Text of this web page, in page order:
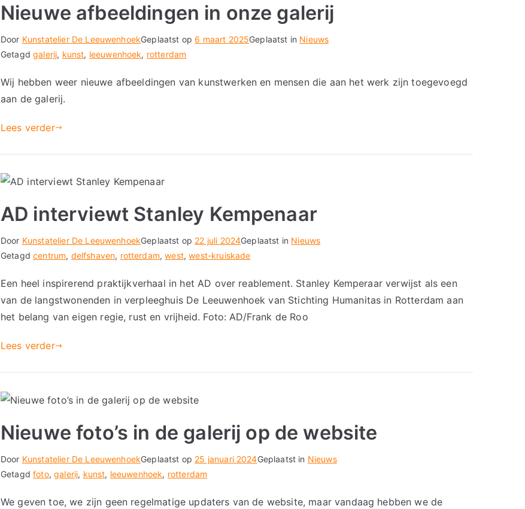
Nieuwe afbeeldingen in onze galerij
Door Kunstatelier De LeeuwenhoekGeplaatst op 6 maart 2025Geplaatst in Nieuws
Getagdgalerij, kunst, leeuwenhoek, rotterdam
Wij hebben weer nieuwe afbeeldingen van kunstwerken en mensen die aan het werk zijn toegevoegd
aan de galerij.
Lees verder
AD interviewt Stanley Kempenaar
Door Kunstatelier De LeeuwenhoekGeplaatst op 22 juli 2024Geplaatst in Nieuws
Getagdcentrum, delfshaven, rotterdam,west,west-kruiskade
Een heel inspirerend praktijkverhaal in het AD over reablement. Stanley Kemperaar verwijst als een
van de langstwonenden in verpleeghuis De Leeuwenhoek van Stichting Humanitas in Rotterdam aan
het belang van eigen regie, rust en vrijheid. Foto: AD/Frank de Roo
Lees verder
Nieuwe foto’s in de galerij op de website
Door Kunstatelier De LeeuwenhoekGeplaatst op 25 januari 2024Geplaatst in Nieuws
Getagdfoto,galerij, kunst, leeuwenhoek, rotterdam
We geven toe, we zijn geen regelmatige updaters van de website, maar vandaag hebben we de